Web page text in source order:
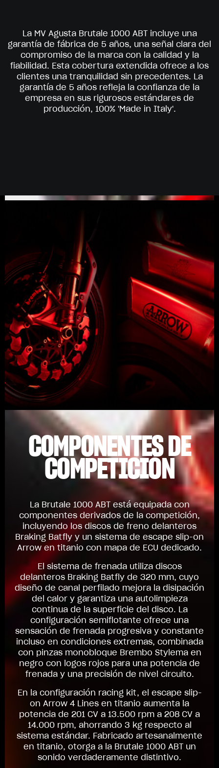
La MV Agusta Brutale 1000 ABT incluye una
garantía de fábrica de 5 años, una señal clara del
compromiso de la marca con la calidad y la
fiabilidad. Esta cobertura extendida ofrece a los
clientes una tranquilidad sin precedentes. La
garantía de 5 años refleja la confianza de la
empresa en sus rigurosos estándares de
producción, 100% 'Made in Italy'.
COMPONENTES DE
COMPETICIÓN
La Brutale 1000 ABT está equipada con
componentes derivados de la competición,
incluyendo los discos de freno delanteros
Braking Batfly y un sistema de escape slip-on
Arrow en titanio con mapa de ECU dedicado.
El sistema de frenada utiliza discos
delanteros Braking Batfly de 320 mm, cuyo
diseño de canal perfilado mejora la disipación
del calor y garantiza una autolimpieza
continua de la superficie del disco. La
configuración semiflotante ofrece una
sensación de frenada progresiva y constante
incluso en condiciones extremas, combinada
con pinzas monobloque Brembo Stylema en
negro con logos rojos para una potencia de
frenada y una precisión de nivel circuito.
En la configuración racing kit, el escape slip-
on Arrow 4 Lines en titanio aumenta la
potencia de 201 CV a 13.500 rpm a 208 CV a
14.000 rpm, ahorrando 3 kg respecto al
sistema estándar. Fabricado artesanalmente
en titanio, otorga a la Brutale 1000 ABT un
sonido verdaderamente distintivo.